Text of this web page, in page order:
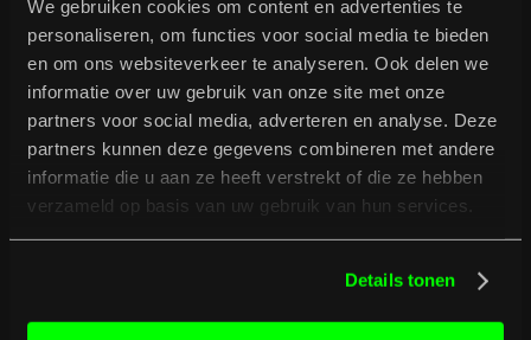
We gebruiken cookies om content en advertenties te
personaliseren, om functies voor social media te bieden
en om ons websiteverkeer te analyseren. Ook delen we
informatie over uw gebruik van onze site met onze
partners voor social media, adverteren en analyse. Deze
partners kunnen deze gegevens combineren met andere
informatie die u aan ze heeft verstrekt of die ze hebben
verzameld op basis van uw gebruik van hun services.
Details tonen
Sebadoh, opnieuw vormgegeven en verwerkt in hun eigen
unieke, onconventionele geluid. Ze maken meeslepende
songs die worden gevormd door een intrigerend geheel van
noise, drones, melodieën, ritmes, woorden en dromen.